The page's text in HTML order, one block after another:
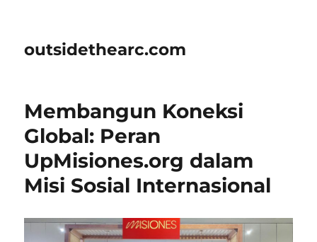
outsidethearc.com
Membangun Koneksi
Global: Peran
UpMisiones.org dalam
Misi Sosial Internasional